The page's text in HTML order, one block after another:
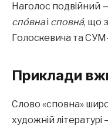
Наголос подвійний
спо́внаі сповна́, що
Голоскевича та
Приклади
Слово «сповна»
художній